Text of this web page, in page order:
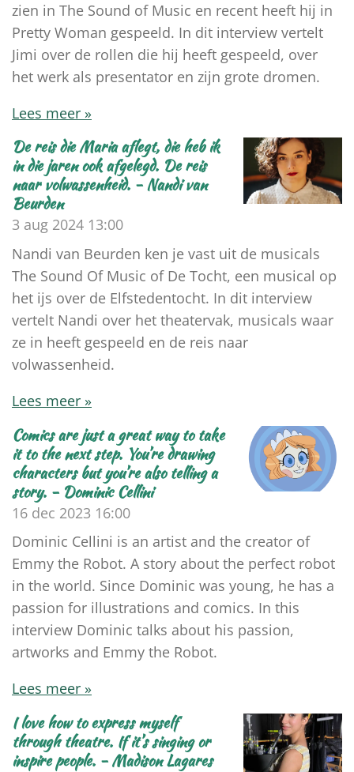
zien in The Sound of Music en recent heeft hij in
Pretty Woman gespeeld. In dit interview vertelt
Jimi over de rollen die hij heeft gespeeld, over
het werk als presentator en zijn grote dromen.
Lees meer »
De reis die Maria aflegt, die heb ik
in die jaren ook afgelegd. De reis
naar volwassenheid. - Nandi van
Beurden
3 aug 2024 13:00
Nandi van Beurden ken je vast uit de musicals
The Sound Of Music of De Tocht, een musical op
het ijs over de Elfstedentocht. In dit interview
vertelt Nandi over het theatervak, musicals waar
ze in heeft gespeeld en de reis naar
volwassenheid.
Lees meer »
Comics are just a great way to take
it to the next step. You’re drawing
characters but you’re also telling a
story. - Dominic Cellini
16 dec 2023 16:00
Dominic Cellini is an artist and the creator of
Emmy the Robot. A story about the perfect robot
in the world. Since Dominic was young, he has a
passion for illustrations and comics. In this
interview Dominic talks about his passion,
artworks and Emmy the Robot.
Lees meer »
I love how to express myself
through theatre. If it’s singing or
inspire people. - Madison Lagares